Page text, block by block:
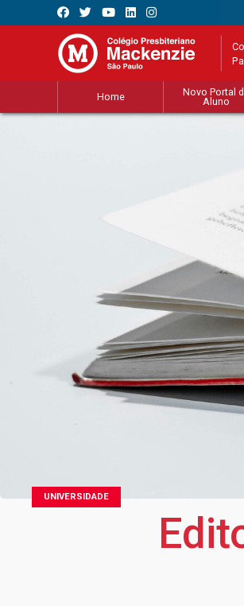
Home
Novo Portal
Aluno
UNIVERSIDADE